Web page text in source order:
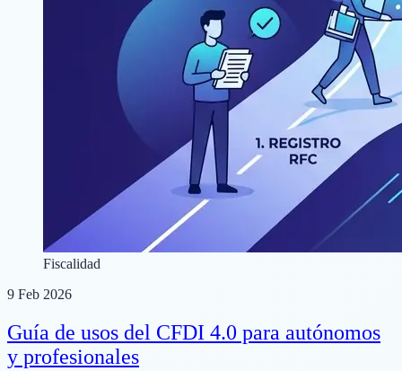
Fiscalidad
9 Feb 2026
Guía de usos del CFDI 4.0 para autónomos
y profesionales